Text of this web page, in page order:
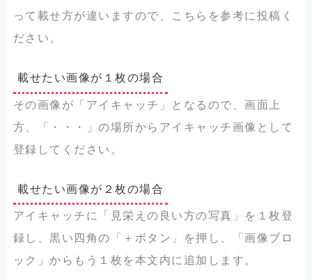
って載せ方が違いますので、こちらを参考に投稿く
ださい。
載せたい画像が１枚の場合
その画像が「アイキャッチ」となるので、画面上
方、「・・・」の場所からアイキャッチ画像として
登録してください。
載せたい画像が２枚の場合
アイキャッチに「見栄えの良い方の写真」を１枚登
録し、黒い四角の「＋ボタン」を押し、「画像ブロ
ック」からもう１枚を本文内に追加します。